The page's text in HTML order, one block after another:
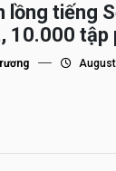
lồng tiếng
10.000 tập
bó lâu